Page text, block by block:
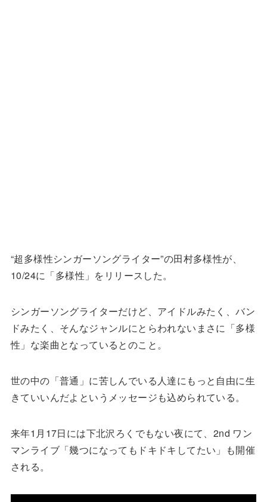
“超多様性シンガーソングライター”の田村多様性が、
10/24に「多様性」をリリースした。
シンガーソングライターだけど、アイドルみたく、バン
ドみたく、そんなジャンルにとらわれないまさに「多様
性」な楽曲となっているとのこと。
世の中の「普通」に苦しんでいる人達にもっと自由に生
きていいんだよというメッセージも込められている。
来年1月17日には下北沢ろくでもない夜にて、2nd ワン
マンライブ「幾つになってもドキドキしてたい」も開催
される。